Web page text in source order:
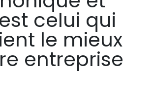
Ressources
À propos de nous
Nous contacter
celui qui
le mieux
entreprise